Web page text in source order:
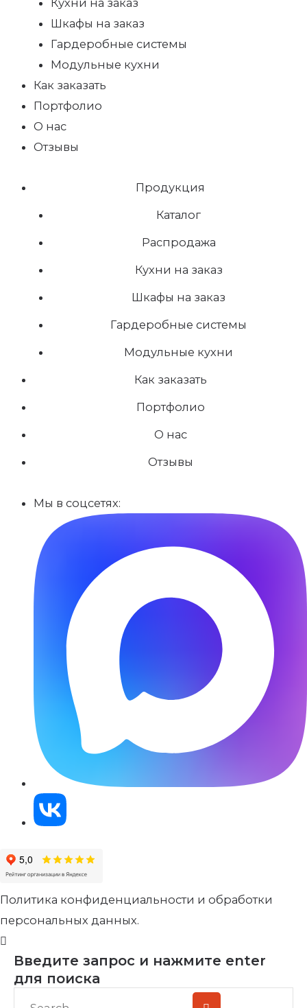
Шкафы на заказ
Гардеробные системы
Модульные кухни
Как заказать
Портфолио
О нас
Отзывы
Продукция
Каталог
Распродажа
Кухни на заказ
Шкафы на заказ
Гардеробные системы
Модульные кухни
Как заказать
Портфолио
О нас
Отзывы
Мы в соцсетях:
Политика конфиденциальности и обработки
персональных данных.
Введите запрос и нажмите enter
для поиска